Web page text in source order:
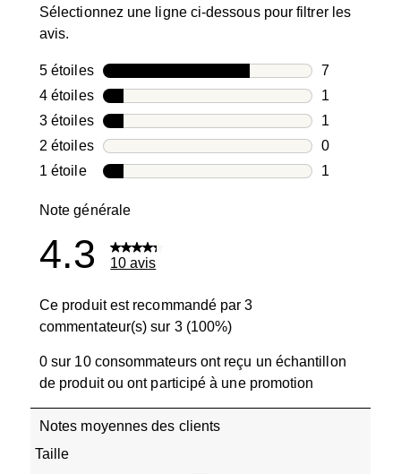
Sélectionnez une ligne ci-dessous pour filtrer les
avis.
5 étoilesétoiles
7
7 avis avec
4 étoilesétoiles
1
1 avis avec
3 étoilesétoiles
1
1 avis avec
2 étoilesétoiles
0
0 avis avec
1 étoileétoiles
1
Note générale
4.3 10 avis
Ce produit est recommandé par 3
commentateur(s) sur 3 (100%)
0 sur 10 consommateurs ont reçu un échantillon
de produit ou ont participé à une promotion
Notes moyennes des clients
Taille